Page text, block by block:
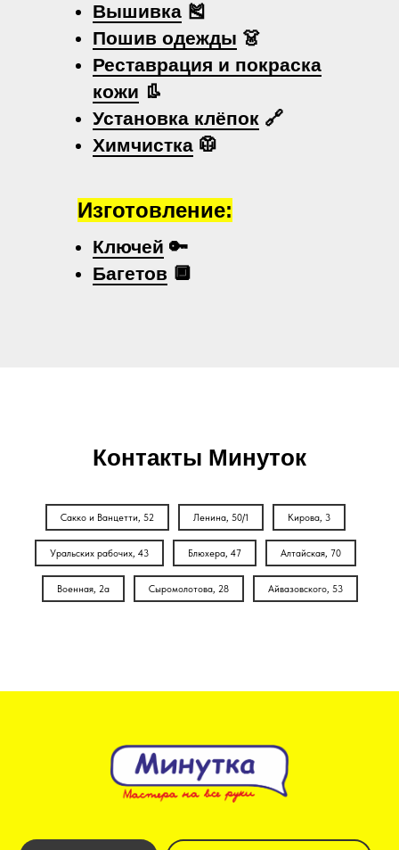
Вышивка 🎽
Пошив одежды 👗
Реставрация и покраска
кожи 👢
Установка клёпок 🔗
Химчистка 🥼
Ключей 🔑
Багетов 🔲
Изготовление:
Контакты Минуток
Сакко и Ванцетти, 52 Ленина, 50/1 Кирова, 3
Уральских рабочих, 43 Блюхера, 47 Алтайская, 70
Военная, 2а Сыромолотова, 28 Айвазовского, 53